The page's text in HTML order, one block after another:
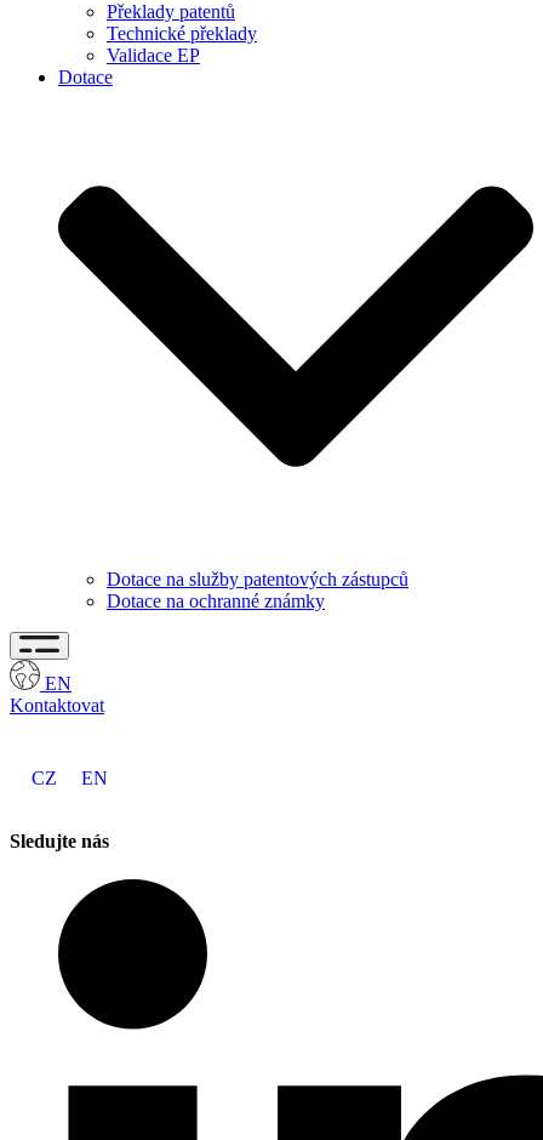
Překlady patentů
Technické překlady
Validace EP
Dotace
Dotace na služby patentových zástupců
Dotace na ochranné známky
EN
Kontaktovat
CZ EN
Sledujte nás